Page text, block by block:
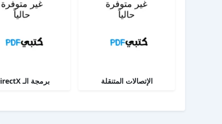
الإتصالات المتنقلة برمجة الـ DirectX